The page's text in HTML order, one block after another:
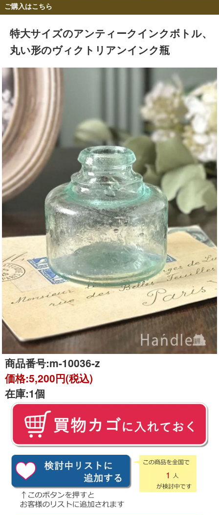
ご購入はこちら
特大サイズのアンティークインクボトル、
丸い形のヴィクトリアンインク瓶
商品番号:m-10036-z
価格:5,200円(税込)
在庫:1個
1